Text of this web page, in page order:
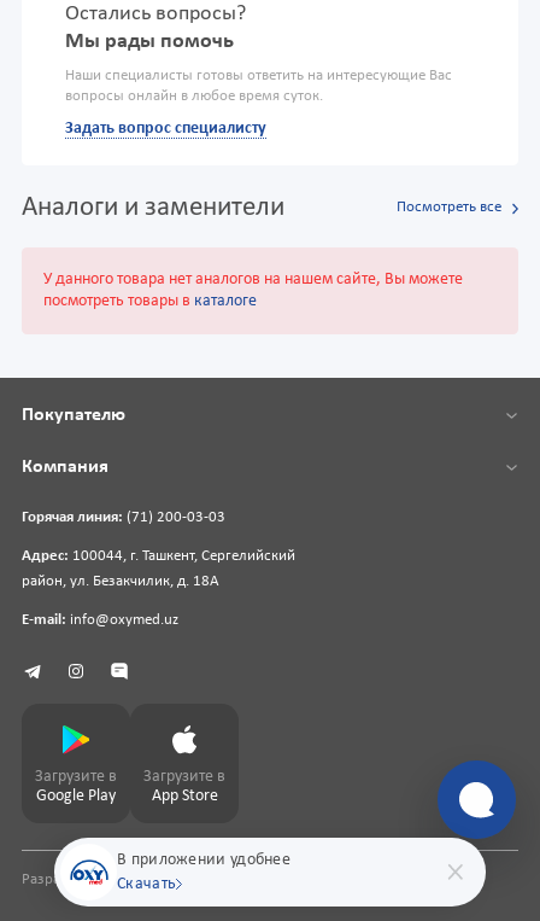
Остались вопросы?
Мы рады помочь
Наши специалисты готовы ответить на интересующие Вас
вопросы онлайн в любое время суток.
Задать вопрос специалисту
Аналоги и заменители Посмотреть все
У данного товара нет аналогов на нашем сайте, Вы можете
посмотреть товары в каталоге
В приложении удобнее
Скачать
Горячая линия: (71) 200-03-03
Адрес: 100044, г. Ташкент, Сергелийский
район, ул. Безакчилик, д. 18А
E-mail: info@oxymed.uz
Покупателю
Компания
Загрузите в
Google Play
Загрузите в
App Store
Разработка сайтаpharmit.uz